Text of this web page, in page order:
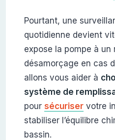
Pourtant, une
quotidienne devient
expose la pompe à un
désamorçage en cas
allons vous aider à
système de
pour sécuriservotre
stabiliser l’équilibre
bassin.